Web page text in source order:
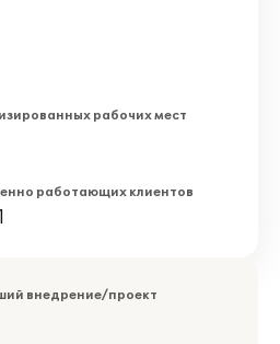
рабочих мест
работающих клиентов
внедрение/проект